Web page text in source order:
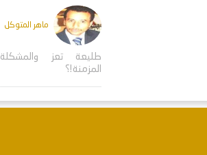
ماهر المتوكل
طليعة تعز والمشكلة
المزمنة!؟